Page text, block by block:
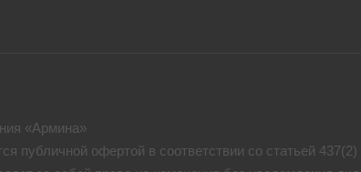
«Армина»
публичной офертой в соответствии со статьей